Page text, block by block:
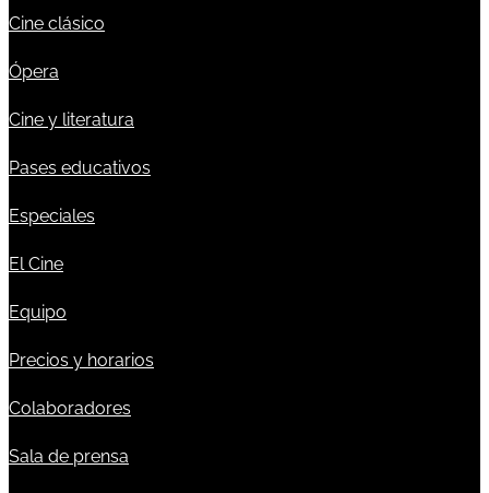
Cine clásico
Ópera
Cine y literatura
Pases educativos
Especiales
El Cine
Equipo
Precios y horarios
Colaboradores
Sala de prensa